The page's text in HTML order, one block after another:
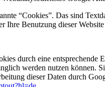
“Cookies”. Das sind
Ihre Benutzung dieser
durch eine
werden nutzen können.
dieser Daten durch